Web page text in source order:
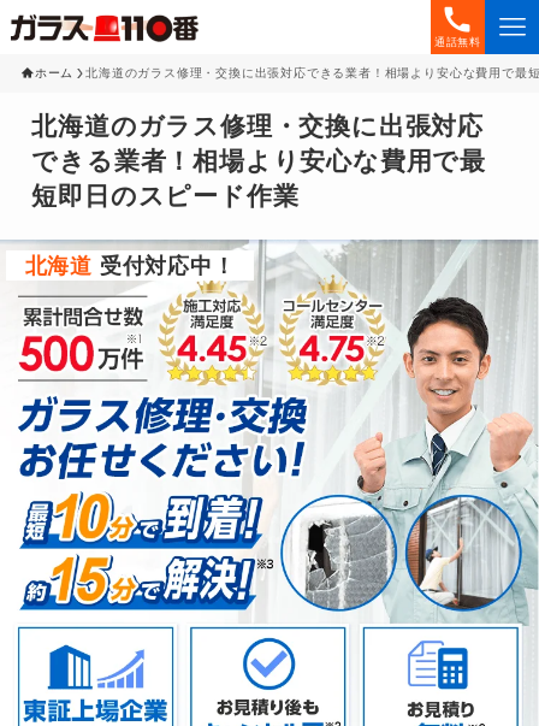
通話無料
ホーム 北海道のガラス修理・交換に出張対応できる業者！相場より安心な費用で最
北海道のガラス修理・交換に出張対応
できる業者！相場より安心な費用で最
短即日のスピード作業
北海道 受付対応中！